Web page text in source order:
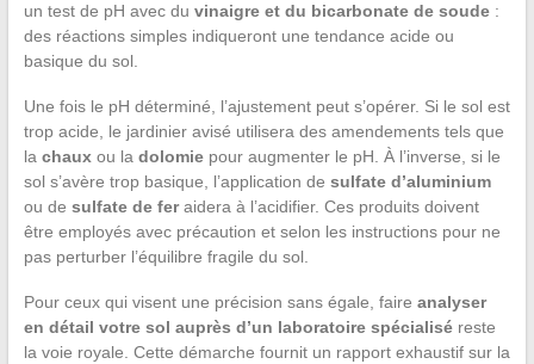
un test de pH avec du vinaigre et du bicarbonate de soude:
des réactions simples indiqueront une tendance acide ou
basique du sol.
Une fois le pH déterminé, l’ajustement peut s’opérer. Si le sol est
trop acide, le jardinier avisé utilisera des amendements tels que
la chauxou la dolomiepour augmenter le pH. À l’inverse, si le
sol s’avère trop basique, l’application de sulfate d’aluminium
ou de sulfate de feraidera à l’acidifier. Ces produits doivent
être employés avec précaution et selon les instructions pour ne
pas perturber l’équilibre fragile du sol.
Pour ceux qui visent une précision sans égale, faire analyser
en détail votre sol auprès d’un laboratoire spécialiséreste
la voie royale. Cette démarche fournit un rapport exhaustif sur la